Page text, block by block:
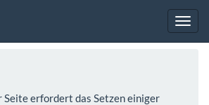
Seite erfordert das Setzen einiger